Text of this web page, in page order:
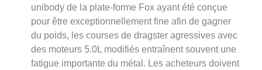
unibody de la plate-forme Fox ayant été conçue
pour être exceptionnellement fine afin de gagner
du poids, les courses de dragster agressives avec
des moteurs 5.0L modifiés entraînent souvent une
fatigue importante du métal. Les acheteurs doivent